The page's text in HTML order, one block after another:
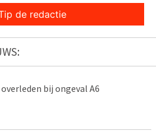
de redactie
overleden bij ongeval A6